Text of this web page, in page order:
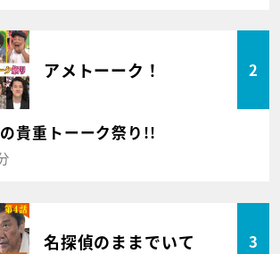
アメトーーク！ 2
貴重トーーク祭り!!
名探偵のままでいて 3